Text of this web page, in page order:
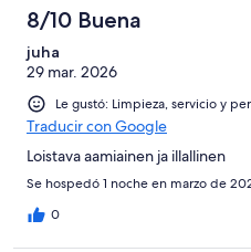
8/10 Buena
juha
29 mar. 2026
Le gustó: Limpieza, servicio y
Traducir con Google
Loistava aamiainen ja illallinen
Se hospedó 1 noche en marzo de
0